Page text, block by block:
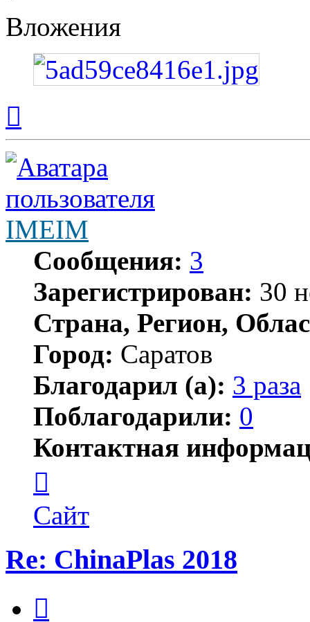
Вложения
началу
IMEIM
Сообщения: 3
Зарегистрирован: 30
Страна, Регион,
Город: Саратов
Благодарил (а): 3 раза
Поблагодарили: 0
Контактная
пользователя
IMEIM
Сайт
Re: ChinaPlas 2018